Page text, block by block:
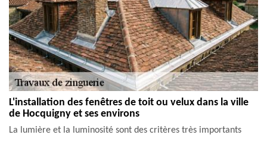
L'installation des fenêtres de toit ou velux dans la ville
de Hocquigny et ses environs
La lumière et la luminosité sont des critères très importants